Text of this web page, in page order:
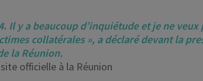
Il y a beaucoup d’inquiétude et je ne veux
collatérales », a déclaré devant la
la Réunion.
officielle à la Réunion